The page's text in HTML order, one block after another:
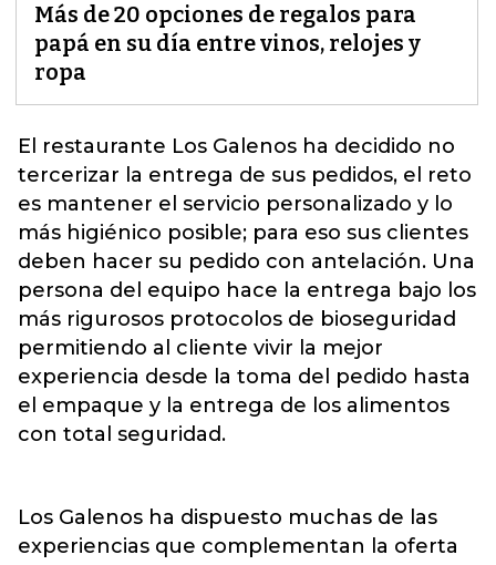
Más de 20 opciones de regalos para
papá en su día entre vinos, relojes y
ropa
El restaurante Los Galenos ha decidido no
tercerizar la entrega de sus pedidos, el reto
es mantener el servicio personalizado y lo
más higiénico posible; para eso sus clientes
deben hacer su pedido con antelación. Una
persona del equipo hace la entrega bajo los
más rigurosos protocolos de bioseguridad
permitiendo al cliente vivir la mejor
experiencia desde la toma del pedido hasta
el empaque y la entrega de los alimentos
con total seguridad.
Los Galenos ha dispuesto muchas de las
experiencias que complementan la oferta